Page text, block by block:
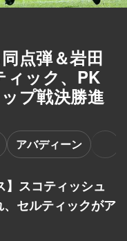
点弾＆岩田
ィック、PK
プ戦決勝進
アバディーン
】スコティッシュ
セルティックがア